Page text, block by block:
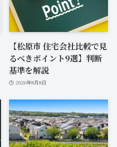
【松原市 住宅会社比較で見
るべきポイント9選】判断
基準を解説
2026年8月8日